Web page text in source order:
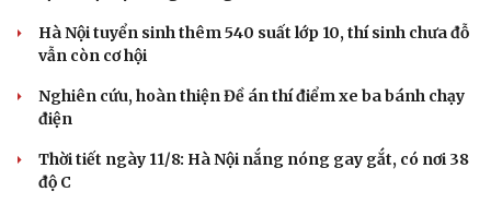
Hà Nội tuyển sinh thêm 540 suất lớp 10, thí sinh chưa đỗ
vẫn còn cơ hội
Nghiên cứu, hoàn thiện Đề án thí điểm xe ba bánh chạy
điện
Thời tiết ngày 11/8: Hà Nội nắng nóng gay gắt, có nơi 38
độ C